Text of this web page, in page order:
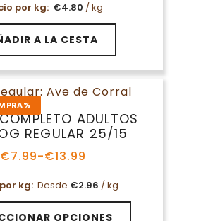
por kg: €4.80 / kg
A LA CESTA
ADULTOS
REGULAR 25/15
€7.99-€13.99
Rango
precios:
desde
€7.99
kg: Desde €2.96 / kg
OPCIONES